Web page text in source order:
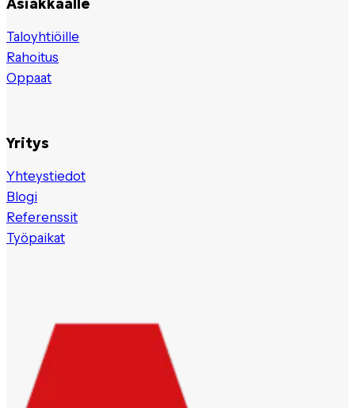
Asiakkaalle
Taloyhtiöille
Rahoitus
Oppaat
Yritys
Yhteystiedot
Blogi
Referenssit
Työpaikat